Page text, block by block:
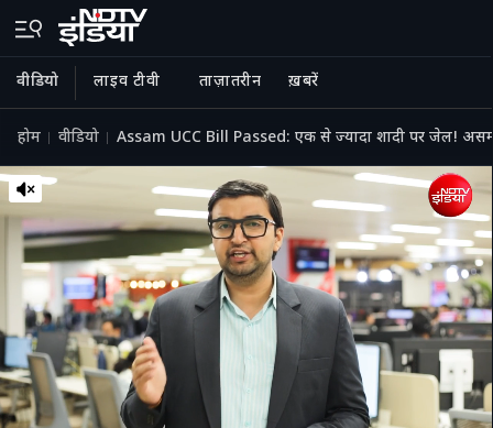
वीडियो लाइव टीवी ताज़ातरीन ख़बरें
होम वीडियो Assam UCC Bill Passed: एक से ज्यादा शादी पर जेल!